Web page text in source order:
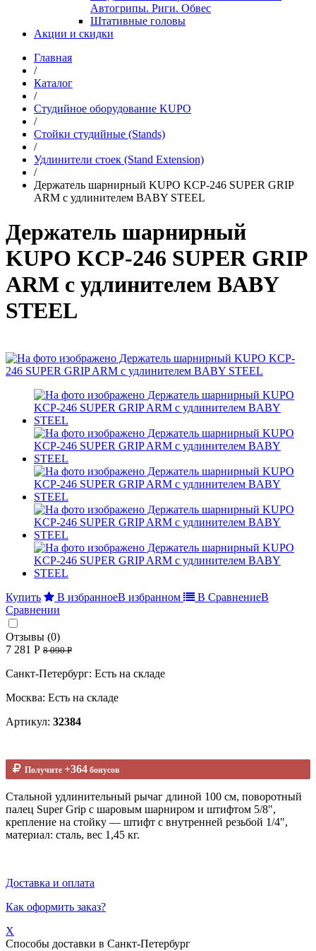
Автогрипы. Риги. Обвес
Штативные головы
Акции и скидки
Главная
/
Каталог
/
Студийное оборудование KUPO
/
Стойки студийные (Stands)
/
Удлинители стоек (Stand Extension)
/
Держатель шарнирный KUPO KCP-246 SUPER GRIP
ARM с удлинителем BABY STEEL
Держатель шарнирный
KUPO KCP-246 SUPER GRIP
ARM с удлинителем BABY
STEEL
Купить В избранноеВ избранном В СравнениеВ
Сравнении
Отзывы (0)
7 281 Р 8 090 Р
Санкт-Петербург: Есть на складе
Москва: Есть на складе
Артикул: 32384
Получите +364 бонусов
Стальной удлинительный рычаг длиной 100 см, поворотный
палец Super Grip с шаровым шарниром и штифтом 5/8",
крепление на стойку — штифт с внутренней резьбой 1/4",
материал: сталь, вес 1,45 кг.
Доставка и оплата
Как оформить заказ?
X
Способы доставки в Санкт-Петербург